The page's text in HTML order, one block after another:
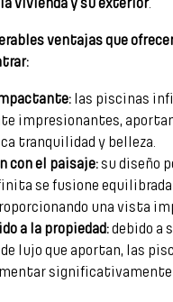
ventajas que
las piscinas
impresionantes,
tranquilidad y belleza.
con el paisaje:su diseño
se fusione
una vista
a la propiedad:debido a
lujo que aportan, las
significativamente